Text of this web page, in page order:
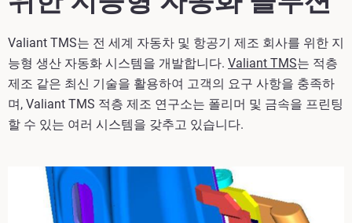
Valiant TMS는 전 세계 자동차 및 항공기 제조 회사를 위한 지
능형 생산 자동화 시스템을 개발합니다. Valiant TMS는 적층
제조 같은 최신 기술을 활용하여 고객의 요구 사항을 충족하
며, Valiant TMS 적층 제조 연구소는 폴리머 및 금속을 프린팅
할 수 있는 여러 시스템을 갖추고 있습니다.